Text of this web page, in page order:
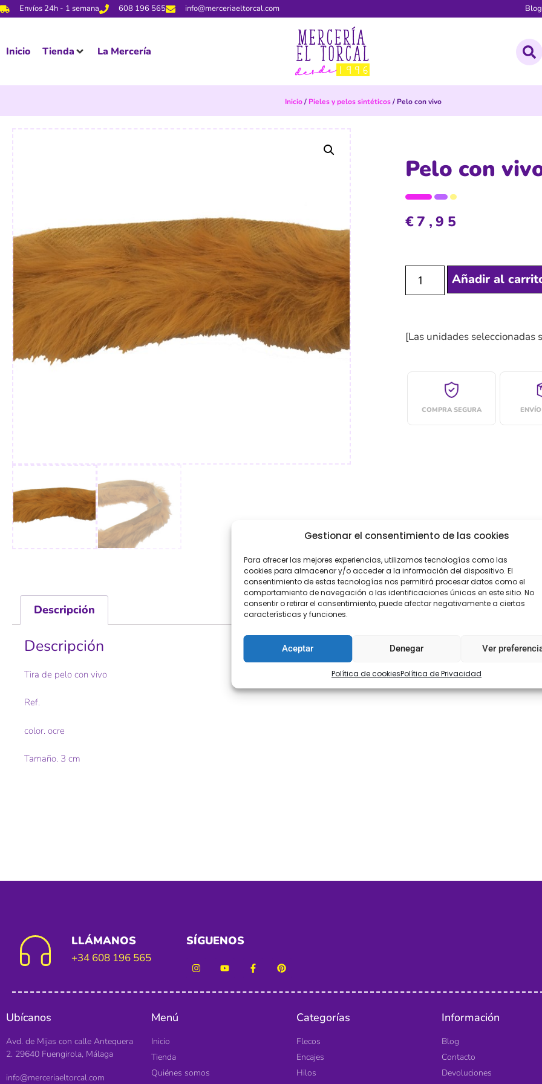
Gestionar el consentimiento de las cookies
Para ofrecer las mejores experiencias, utilizamos tecnologías como las
cookies para almacenar y/o acceder a la información del dispositivo. El
consentimiento de estas tecnologías nos permitirá procesar datos como el
comportamiento de navegación o las identificaciones únicas en este sitio. No
consentir o retirar el consentimiento, puede afectar negativamente a ciertas
características y funciones.
Aceptar Denegar Ver
Política de cookiesPolítica de Privacidad
Envíos 24h - 1 semana 608 196 565 info@merceriaeltorcal.com Blog
Inicio Tienda La Mercería
Inicio/ Pieles y pelos sintéticos/ Pelo con vivo
Pelo con
€7,95
Añadir al
[Las unidades seleccionadas
COMPRA SEGURA
Descripción
Descripción
Tira de pelo con vivo
Ref.
color. ocre
Tamaño. 3 cm
LLÁMANOS
+34 608 196 565
SÍGUENOS
Ubícanos
Avd. de Mijas con calle Antequera
2. 29640 Fuengirola, Málaga
info@merceriaeltorcal.com
Menú
Inicio
Tienda
Quiénes somos
Categorías
Flecos
Encajes
Hilos
Información
Blog
Contacto
Devoluciones